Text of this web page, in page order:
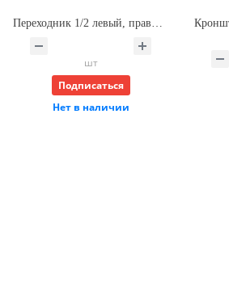
шт
Подписаться
Нет в наличии